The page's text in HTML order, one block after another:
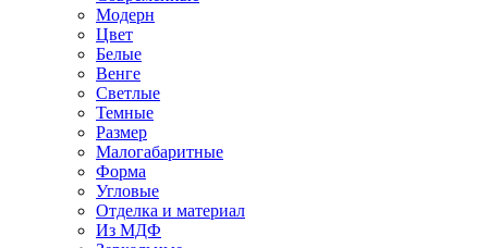
Модерн
Цвет
Белые
Венге
Светлые
Темные
Размер
Малогабаритные
Форма
Угловые
Отделка и материал
Из МДФ